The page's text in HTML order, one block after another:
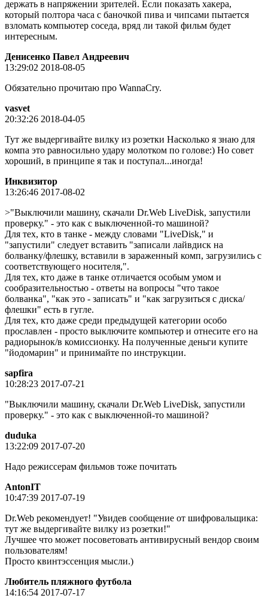
держать в напряжении зрителей. Если показать хакера,
который полтора часа с баночкой пива и чипсами пытается
взломать компьютер соседа, вряд ли такой фильм будет
интересным.
Денисенко Павел Андреевич
13:29:02 2018-08-05
Обязательно прочитаю про WannaCry.
vasvet
20:32:26 2018-04-05
Тут же выдергивайте вилку из розетки Насколько я знаю для
компа это равносильно удару молотком по голове:) Но совет
хороший, в принципе я так и поступал...иногда!
Инквизитор
13:26:46 2017-08-02
>"Выключили машину, скачали Dr.Web LiveDisk, запустили
проверку." - это как с выключенной-то машиной?
Для тех, кто в танке - между словами "LiveDisk," и
"запустили" следует вставить "записали лайвдиск на
болванку/флешку, вставили в зараженный комп, загрузились с
соответствующего носителя,".
Для тех, кто даже в танке отличается особым умом и
сообразительностью - ответы на вопросы "что такое
болванка", "как это - записать" и "как загрузиться с диска/
флешки" есть в гугле.
Для тех, кто даже среди предыдущей категории особо
прославлен - просто выключите компьютер и отнесите его на
радиорынок/в комиссионку. На полученные деньги купите
"йодомарин" и принимайте по инструкции.
sapfira
10:28:23 2017-07-21
"Выключили машину, скачали Dr.Web LiveDisk, запустили
проверку." - это как с выключенной-то машиной?
duduka
13:22:09 2017-07-20
Надо режиссерам фильмов тоже почитать
AntonIT
10:47:39 2017-07-19
Dr.Web рекомендует! "Увидев сообщение от шифровальщика:
тут же выдергивайте вилку из розетки!"
Лучшее что может посоветовать антивирусный вендор своим
пользователям!
Просто квинтэссенция мысли.)
Любитель пляжного футбола
14:16:54 2017-07-17